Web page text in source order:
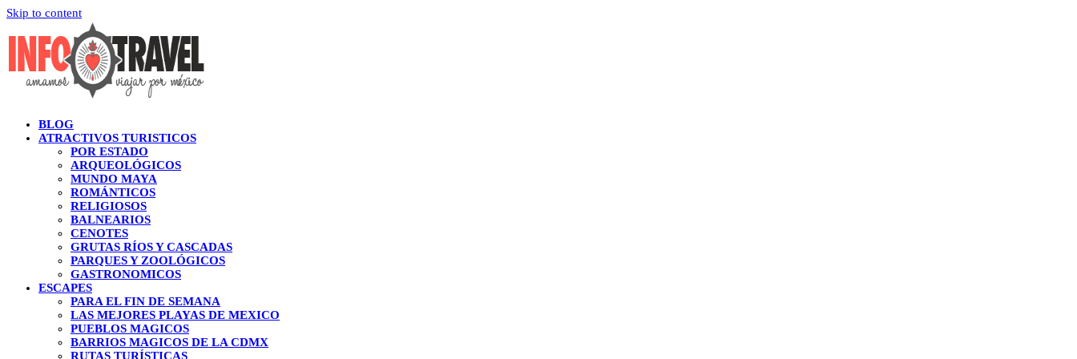
Skip to content
BLOG
ATRACTIVOS TURISTICOS
POR ESTADO
ARQUEOLÓGICOS
MUNDO MAYA
ROMÁNTICOS
RELIGIOSOS
BALNEARIOS
CENOTES
GRUTAS RÍOS Y CASCADAS
PARQUES Y ZOOLÓGICOS
GASTRONOMICOS
ESCAPES
PARA EL FIN DE SEMANA
LAS MEJORES PLAYAS DE MEXICO
PUEBLOS MAGICOS
BARRIOS MAGICOS DE LA CDMX
RUTAS TURÍSTICAS